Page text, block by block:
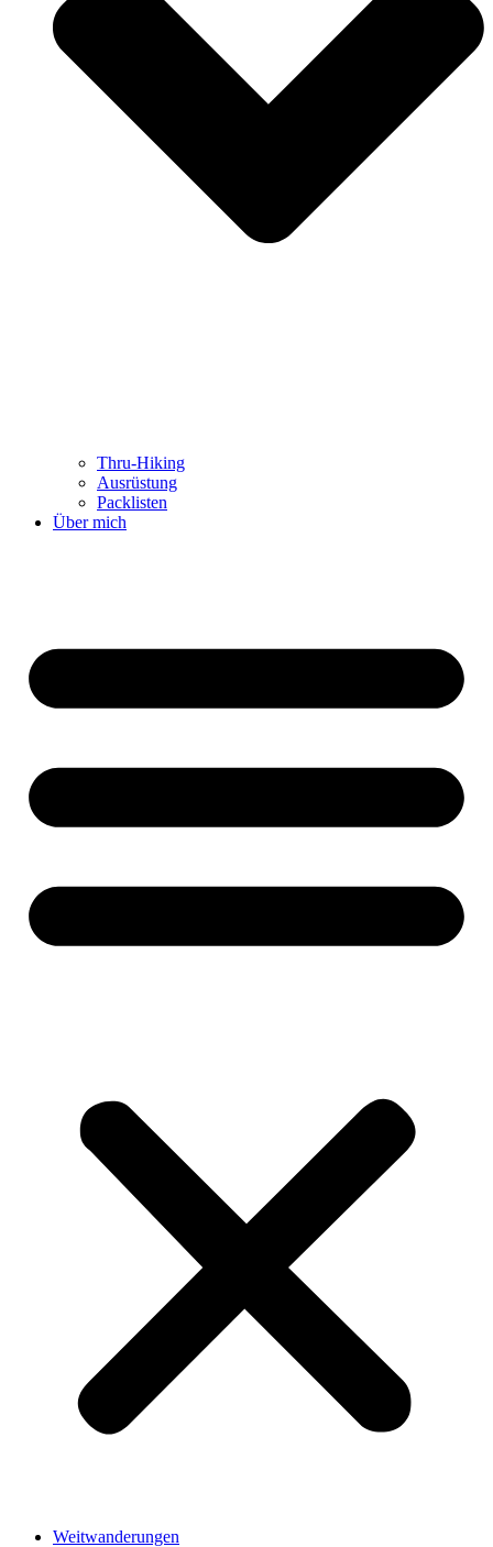
Thru-Hiking
Ausrüstung
Packlisten
Über mich
Weitwanderungen